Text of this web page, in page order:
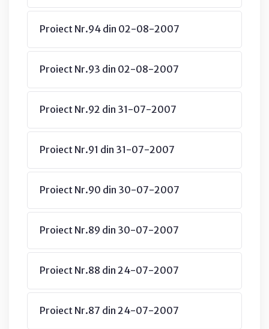
Proiect Nr.94 din 02-08-2007
Proiect Nr.93 din 02-08-2007
Proiect Nr.92 din 31-07-2007
Proiect Nr.91 din 31-07-2007
Proiect Nr.90 din 30-07-2007
Proiect Nr.89 din 30-07-2007
Proiect Nr.88 din 24-07-2007
Proiect Nr.87 din 24-07-2007